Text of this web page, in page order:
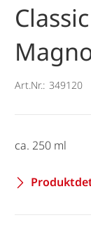
Art.Nr.: 349120
ca. 250 ml